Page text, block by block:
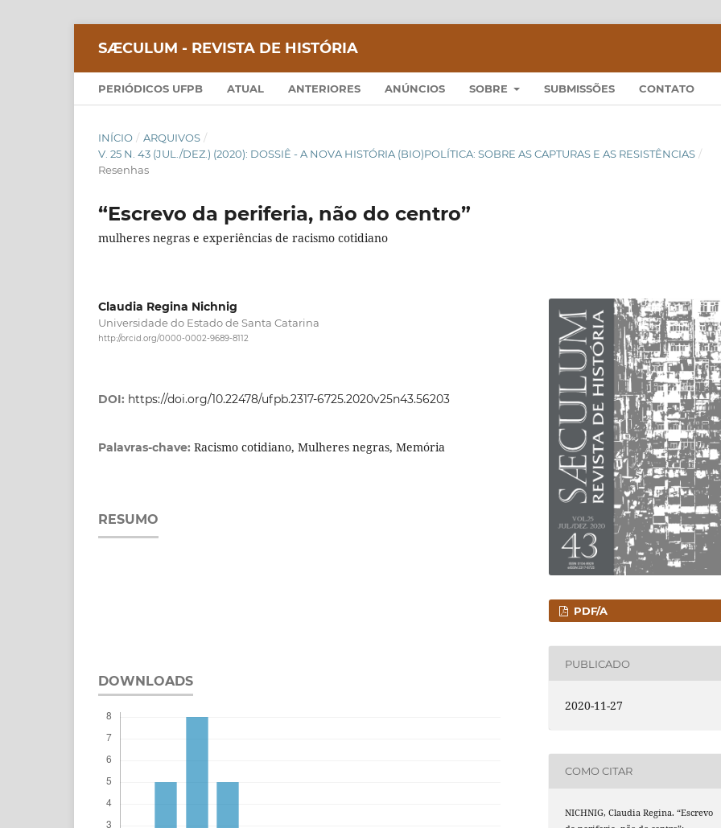
SÆCULUM - REVISTA DE HISTÓRIA
PERIÓDICOS UFPB ATUAL ANTERIORES ANÚNCIOS SOBRE SUBMISSÕES CONTATO
INÍCIO / ARQUIVOS /
V. 25 N. 43 (JUL./DEZ.) (2020): DOSSIÊ - A NOVA HISTÓRIA (BIO)POLÍTICA: SOBRE AS CAPTURAS E AS RESISTÊNCIAS /
Resenhas
“Escrevo da periferia, não do centro”
mulheres negras e experiências de racismo cotidiano
Claudia Regina Nichnig
Universidade do Estado de Santa Catarina
http://orcid.org/0000-0002-9689-8112
DOI: https://doi.org/10.22478/ufpb.2317-6725.2020v25n43.56203
Palavras-chave: Racismo cotidiano, Mulheres negras, Memória
RESUMO
DOWNLOADS
PDF/A
PUBLICADO
2020-11-27
COMO CITAR
NICHNIG, Claudia Regina. “Escrevo